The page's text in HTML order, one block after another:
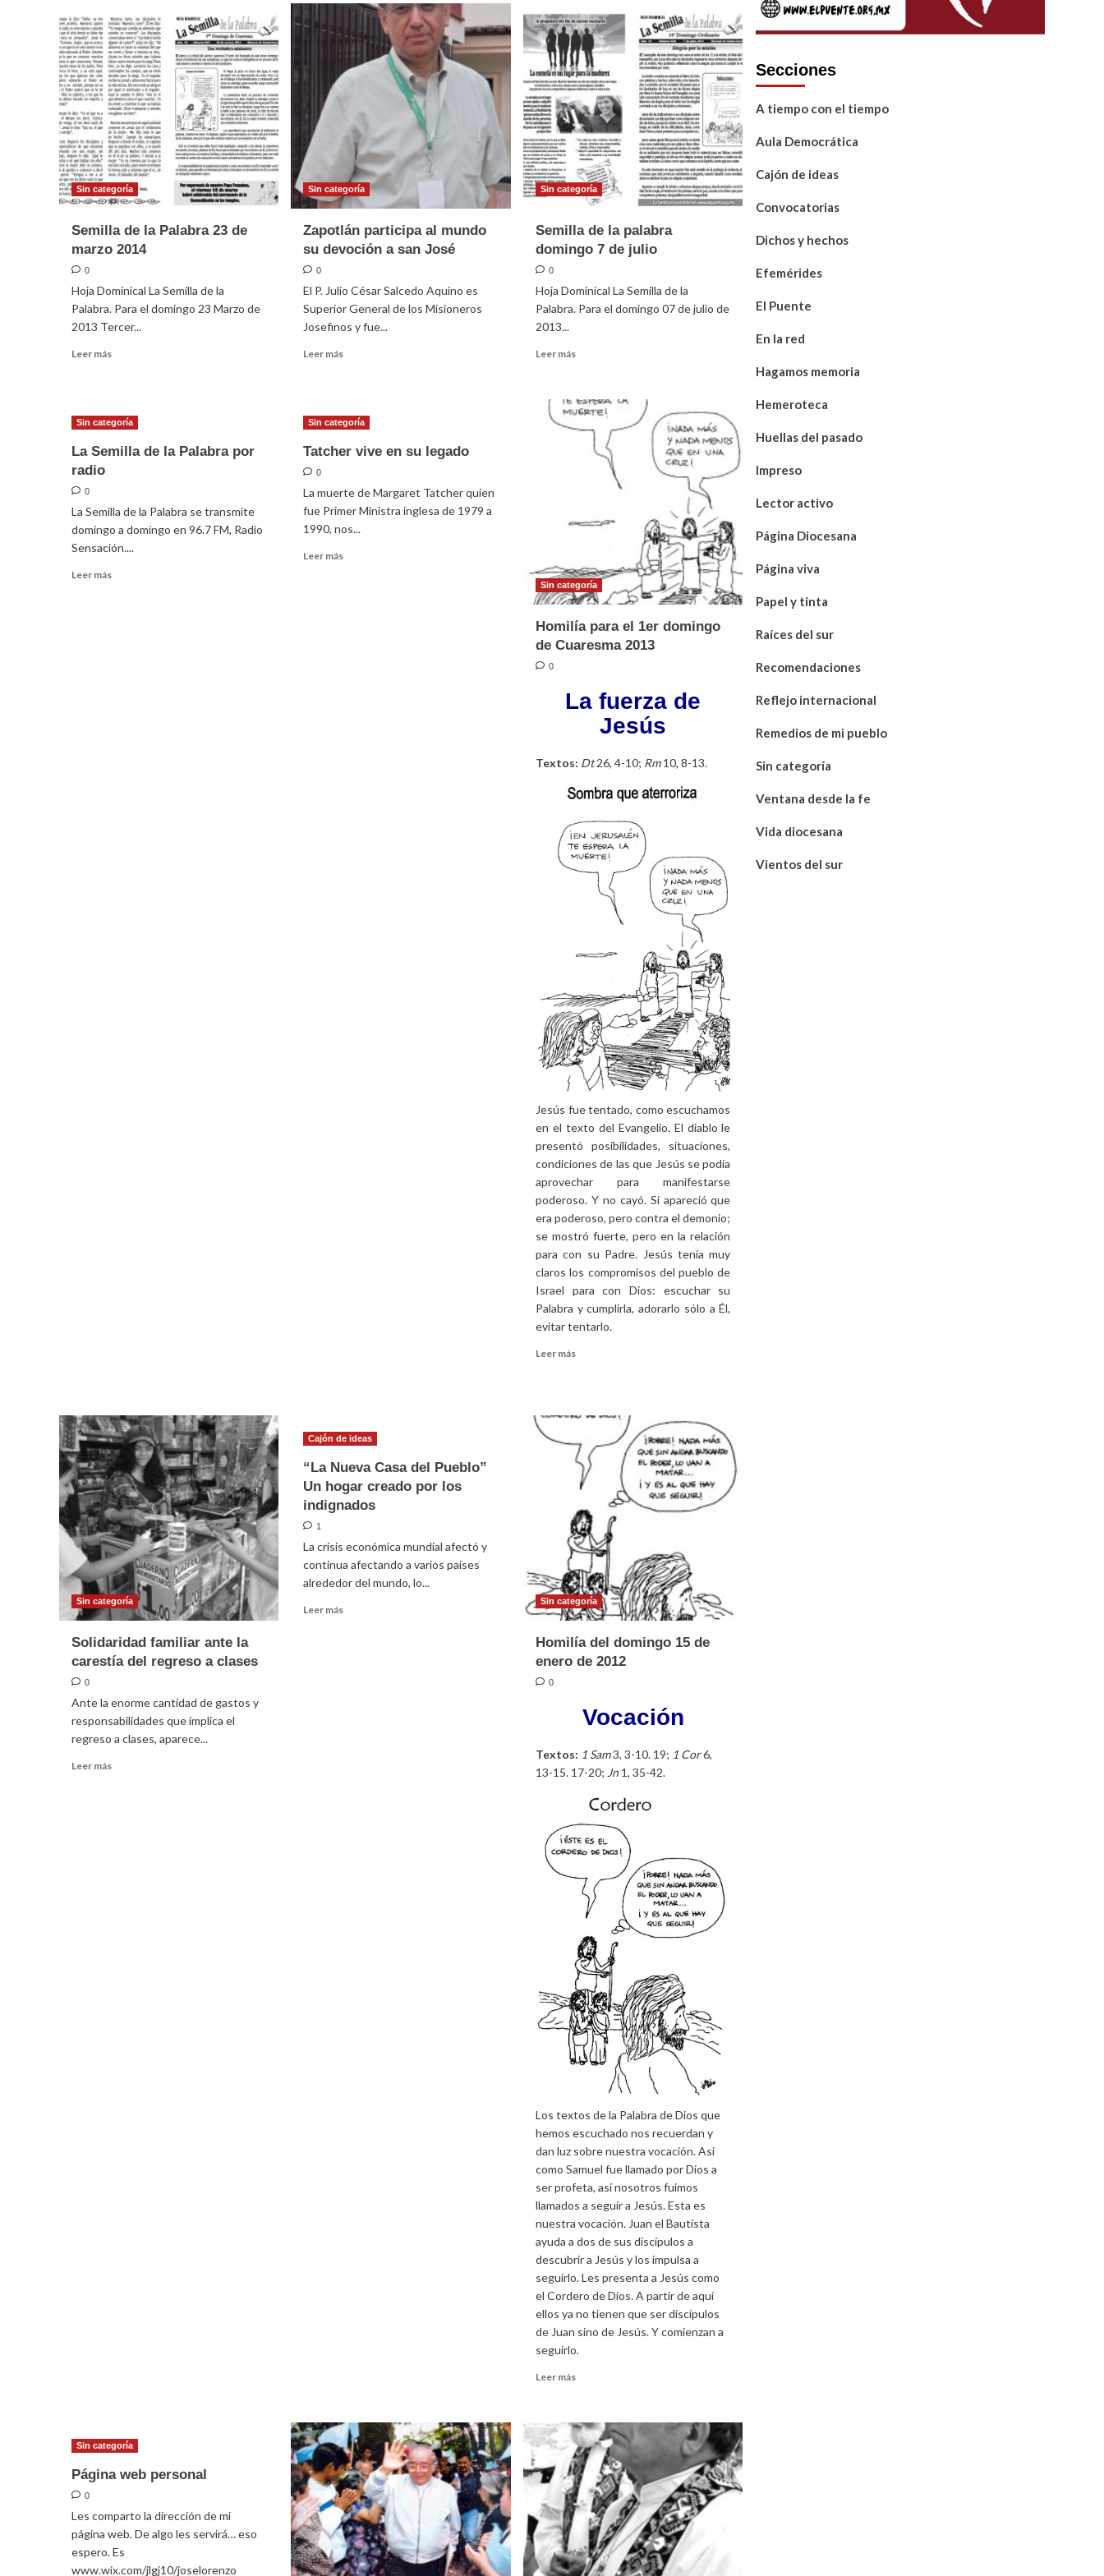
Sin categoría
Semilla de la Palabra 23 de
marzo 2014
0
Hoja Dominical La Semilla de la
Palabra. Para el domingo 23 Marzo de
2013 Tercer...
Leer más
de
la
Palabra
2014
Sin categoría
Zapotlán participa al mundo
su devoción a san José
0
El P. Julio César Salcedo Aquino es
Superior General de los Misioneros
Josefinos y fue...
Leer más
participa
al
mundo
a
san
Sin categoría
Semilla de la palabra
domingo 7 de julio
0
Hoja Dominical La Semilla de la
Palabra. Para el domingo 07 de julio de
2013...
Leer másLeer
Semilla
de
la
palabra
domingo
Sin categoría
La Semilla de la Palabra por
radio
0
La Semilla de la Palabra se transmite
domingo a domingo en 96.7 FM, Radio
Sensación....
Leer más
Sin categoría
Tatcher vive en su legado
0
La muerte de Margaret Tatcher quien
fue Primer Ministra inglesa de 1979 a
1990, nos...
Leer más
Sin categoría
Homilía para el 1er domingo
de Cuaresma 2013
0
La fuerza de
Jesús
Textos: Dt26, 4-10; Rm10, 8-13.
Jesús fue tentado, como escuchamos
en el texto del Evangelio. El diablo le
presentó posibilidades, situaciones,
condiciones de las que Jesús se podía
aprovechar para manifestarse
poderoso. Y no cayó. Sí apareció que
era poderoso, pero contra el demonio;
se mostró fuerte, pero en la relación
para con su Padre. Jesús tenía muy
claros los compromisos del pueblo de
Israel para con Dios: escuchar su
Palabra y cumplirla, adorarlo sólo a Él,
evitar tentarlo.
Leer másLeer
para
1er
domingo
de
Cuaresma
2013
Sin categoría
Solidaridad familiar ante la
carestía del regreso a clases
0
Ante la enorme cantidad de gastos y
responsabilidades que implica el
regreso a clases, aparece...
Leer más
Cajón de ideas
“La Nueva Casa del Pueblo”
Un hogar creado por los
indignados
1
La crisis económica mundial afectó y
continua afectando a varios países
alrededor del mundo, lo...
Leer más
Sin categoría
Homilía del domingo 15 de
enero de 2012
0
Vocación
Textos: 1 Sam3, 3-10. 19; 1 Cor6,
13-15. 17-20; Jn1, 35-42.
Los textos de la Palabra de Dios que
hemos escuchado nos recuerdan y
dan luz sobre nuestra vocación. Así
como Samuel fue llamado por Dios a
ser profeta, así nosotros fuimos
llamados a seguir a Jesús. Esta es
nuestra vocación. Juan el Bautista
ayuda a dos de sus discípulos a
descubrir a Jesús y los impulsa a
seguirlo. Les presenta a Jesús como
el Cordero de Dios. A partir de aquí
ellos ya no tienen que ser discípulos
de Juan sino de Jesús. Y comienzan a
seguirlo.
Leer másLeer
Homilía
del
domingo
15
de
enero
de
2012
Sin categoría
Página web personal
0
Les comparto la dirección de mi
página web. De algo les servirá… eso
espero. Es
www.wix.com/jlgj10/joselorenzo
Secciones
A tiempo con el tiempo
Aula Democrática
Cajón de ideas
Convocatorias
Dichos y hechos
Efemérides
El Puente
En la red
Hagamos memoria
Hemeroteca
Huellas del pasado
Impreso
Lector activo
Página Diocesana
Página viva
Papel y tinta
Raíces del sur
Recomendaciones
Reflejo internacional
Remedios de mi pueblo
Sin categoría
Ventana desde la fe
Vida diocesana
Vientos del sur